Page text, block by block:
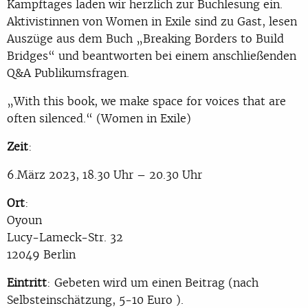
Kampftages laden wir herzlich zur Buchlesung ein.
Aktivistinnen von Women in Exile sind zu Gast, lesen
Auszüge aus dem Buch „Breaking Borders to Build
Bridges“ und beantworten bei einem anschließenden
Q&A Publikumsfragen.
„With this book, we make space for voices that are
often silenced.“ (Women in Exile)
Zeit:
6.März 2023, 18.30 Uhr – 20.30 Uhr
Ort:
Oyoun
Lucy-Lameck-Str. 32
12049 Berlin
Eintritt: Gebeten wird um einen Beitrag (nach
Selbsteinschätzung, 5-10 Euro ).